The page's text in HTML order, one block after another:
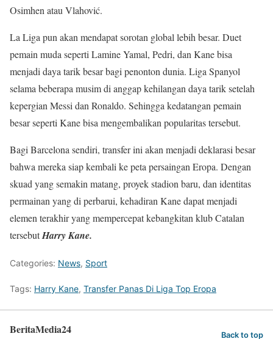
Osimhen atau Vlahović.
La Liga pun akan mendapat sorotan global lebih besar. Duet
pemain muda seperti Lamine Yamal, Pedri, dan Kane bisa
menjadi daya tarik besar bagi penonton dunia. Liga Spanyol
selama beberapa musim di anggap kehilangan daya tarik setelah
kepergian Messi dan Ronaldo. Sehingga kedatangan pemain
besar seperti Kane bisa mengembalikan popularitas tersebut.
Bagi Barcelona sendiri, transfer ini akan menjadi deklarasi besar
bahwa mereka siap kembali ke peta persaingan Eropa. Dengan
skuad yang semakin matang, proyek stadion baru, dan identitas
permainan yang di perbarui, kehadiran Kane dapat menjadi
elemen terakhir yang mempercepat kebangkitan klub Catalan
tersebutHarry Kane.
Categories: News, Sport
Tags: Harry Kane, Transfer Panas Di Liga Top Eropa
BeritaMedia24 Back to top